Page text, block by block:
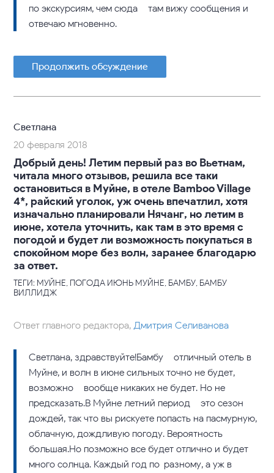
по экскурсиям, чем сюда – там вижу сообщения и
отвечаю мгновенно.
Продолжить обсуждение
Светлана
20 февраля 2018
Добрый день! Летим первый раз во Вьетнам,
читала много отзывов, решила все таки
остановиться в Муйне, в отеле Bamboo Village
4*, райский уголок, уж очень впечатлил, хотя
изначально планировали Нячанг, но летим в
июне, хотела уточнить, как там в это время с
погодой и будет ли возможность покупаться в
спокойном море без волн, заранее благодарю
за ответ.
ТЕГИ: МУЙНЕ, ПОГОДА ИЮНЬ МУЙНЕ, БАМБУ, БАМБУ
ВИЛЛИДЖ
Ответ главного редактора,Дмитрия Селиванова
Светлана, здравствуйте!Бамбу – отличный отель в
Муйне, и волн в июне сильных точно не будет,
возможно – вообще никаких не будет. Но не
предсказать.В Муйне летний период – это сезон
дождей, так что вы рискуете попасть на пасмурную,
облачную, дождливую погоду. Вероятность
большая.Но позможно все будет отлично и будет
много солнца. Каждый год по-разному, а уж в